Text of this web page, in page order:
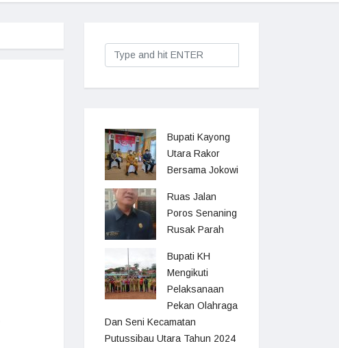
Bupati Kayong
Utara Rakor
Bersama Jokowi
Ruas Jalan
Poros Senaning
Rusak Parah
Bupati KH
Mengikuti
Pelaksanaan
Pekan Olahraga
Dan Seni Kecamatan
Putussibau Utara Tahun 2024